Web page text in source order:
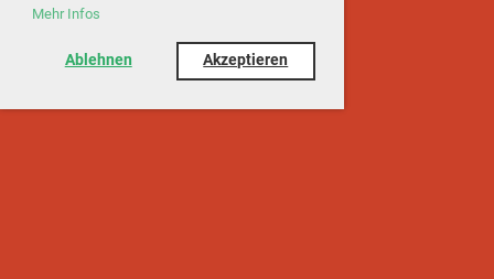
Mehr Infos
Ablehnen Akzeptieren